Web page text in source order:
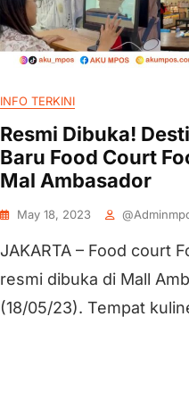
INFO TERKINI
Resmi Dibuka!
Baru Food Court
Mal Ambasador
May 18, 2023
JAKARTA – Food court
resmi dibuka di Mall
(18/05/23). Tempat